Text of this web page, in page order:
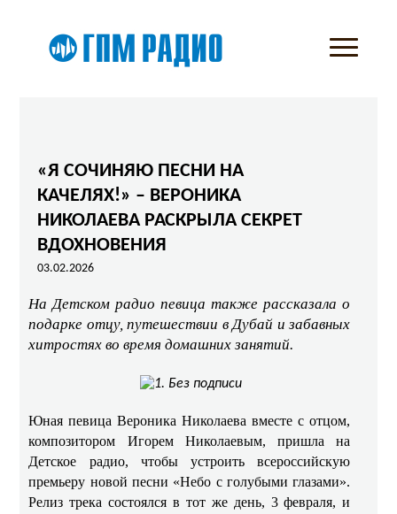
«Я СОЧИНЯЮ ПЕСНИ НА
КАЧЕЛЯХ!» – ВЕРОНИКА
НИКОЛАЕВА РАСКРЫЛА СЕКРЕТ
ВДОХНОВЕНИЯ
03.02.2026
На Детском радио певица также рассказала о
подарке отцу, путешествии в Дубай и забавных
хитростях во время домашних занятий.
Юная певица Вероника Николаева вместе с отцом,
композитором Игорем Николаевым, пришла на
Детское радио, чтобы устроить всероссийскую
премьеру новой песни «Небо с голубыми глазами».
Релиз трека состоялся в тот же день, 3 февраля, и